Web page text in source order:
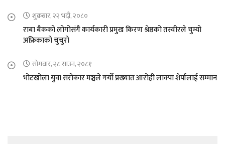
शुक्रबार, २२ भदौ, २०८०
राबा बैकको लोगोसंगै कार्यकारी प्रमुख किरण श्रेष्ठको तस्वीरले चुम्यो
अफ्रिकाको चुचुरो
सोमवार, २८ साउन, २०८१
भोटखोला युवा सरोकार मञ्चले गर्यो प्रख्यात आरोही लाक्पा शेर्पालाई सम्मान